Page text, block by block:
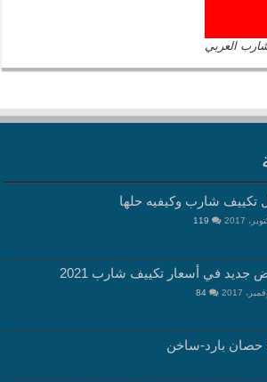
العربي
تكييف شارب وكيفيه حلها
119
جديد في أسعار تكييف شارب 2021
84